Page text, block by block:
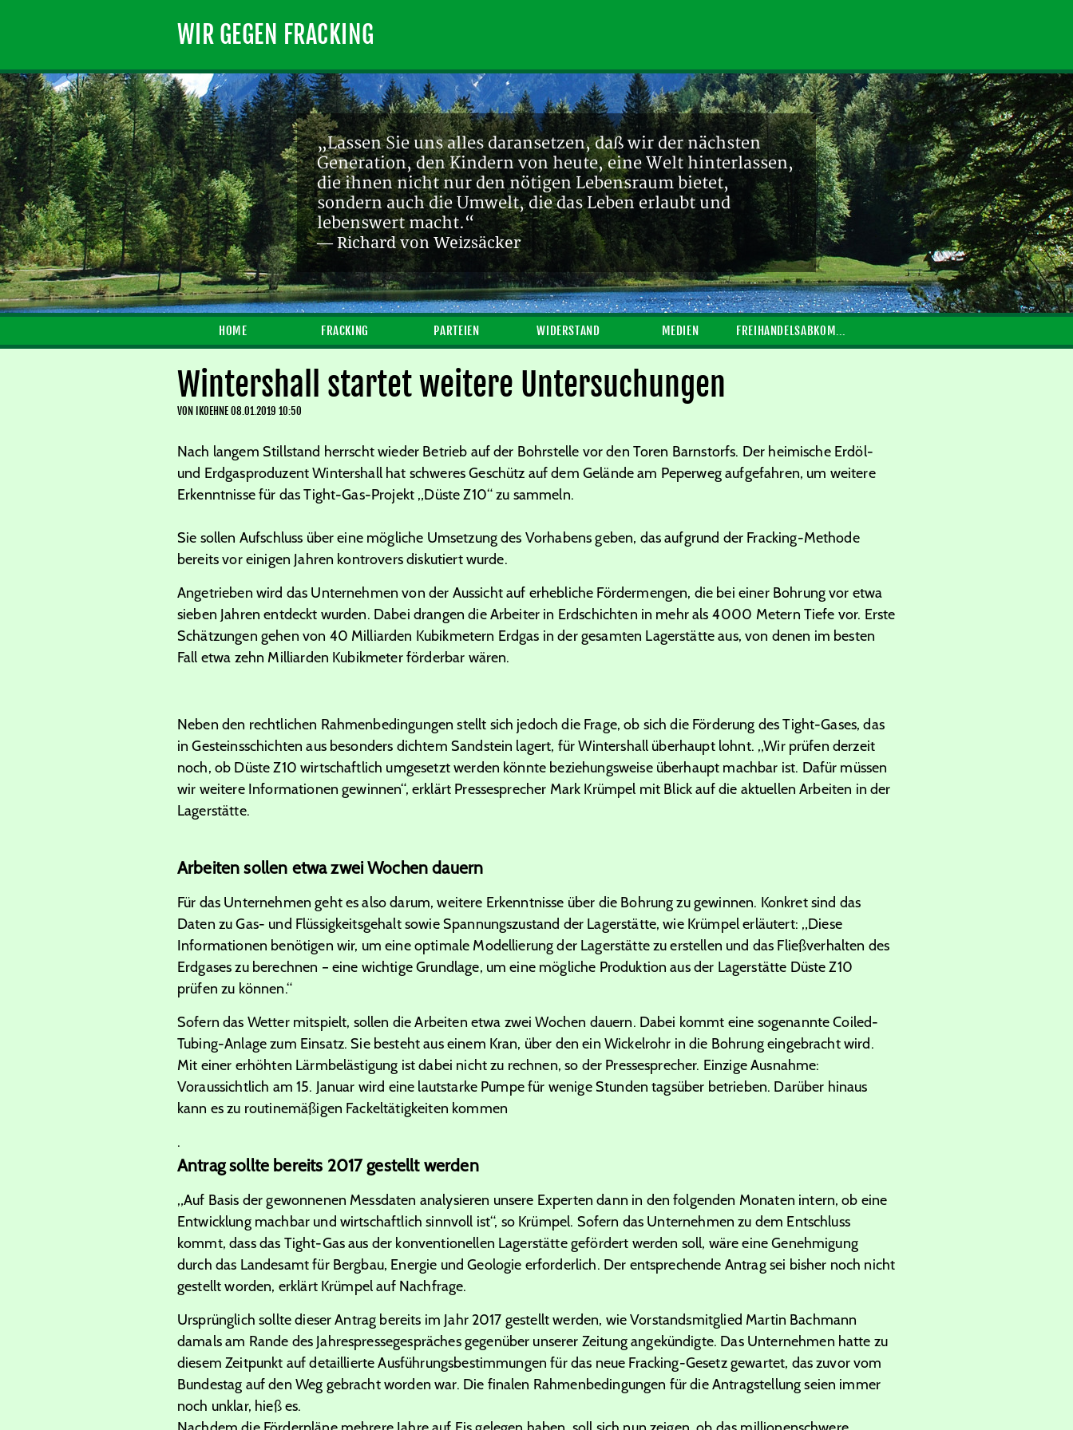
WIR GEGEN FRACKING
„Lassen Sie uns alles daransetzen, daß wir der nächsten
Generation, den Kindern von heute, eine Welt hinterlassen,
die ihnen nicht nur den nötigen Lebensraum bietet,
sondern auch die Umwelt, die das Leben erlaubt und
lebenswert macht.“
— Richard von Weizsäcker
HOME FRACKING PARTEIEN WIDERSTAND MEDIEN FREIHANDELSABKOMMEN
Wintershall startet weitere Untersuchungen
VON IKOEHNE08.01.2019 10:50
Nach langem Stillstand herrscht wieder Betrieb auf der Bohrstelle vor den Toren Barnstorfs. Der heimische Erdöl-
und Erdgasproduzent Wintershall hat schweres Geschütz auf dem Gelände am Peperweg aufgefahren, um weitere
Erkenntnisse für das Tight-Gas-Projekt „Düste Z10“ zu sammeln.
Sie sollen Aufschluss über eine mögliche Umsetzung des Vorhabens geben, das aufgrund der Fracking-Methode
bereits vor einigen Jahren kontrovers diskutiert wurde.
Angetrieben wird das Unternehmen von der Aussicht auf erhebliche Fördermengen, die bei einer Bohrung vor etwa
sieben Jahren entdeckt wurden. Dabei drangen die Arbeiter in Erdschichten in mehr als 4 000 Metern Tiefe vor. Erste
Schätzungen gehen von 40 Milliarden Kubikmetern Erdgas in der gesamten Lagerstätte aus, von denen im besten
Fall etwa zehn Milliarden Kubikmeter förderbar wären.
Neben den rechtlichen Rahmenbedingungen stellt sich jedoch die Frage, ob sich die Förderung des Tight-Gases, das
in Gesteinsschichten aus besonders dichtem Sandstein lagert, für Wintershall überhaupt lohnt. „Wir prüfen derzeit
noch, ob Düste Z10 wirtschaftlich umgesetzt werden könnte beziehungsweise überhaupt machbar ist. Dafür müssen
wir weitere Informationen gewinnen“, erklärt Pressesprecher Mark Krümpel mit Blick auf die aktuellen Arbeiten in der
Lagerstätte.
Arbeiten sollen etwa zwei Wochen dauern
Für das Unternehmen geht es also darum, weitere Erkenntnisse über die Bohrung zu gewinnen. Konkret sind das
Daten zu Gas- und Flüssigkeitsgehalt sowie Spannungszustand der Lagerstätte, wie Krümpel erläutert: „Diese
Informationen benötigen wir, um eine optimale Modellierung der Lagerstätte zu erstellen und das Fließverhalten des
Erdgases zu berechnen – eine wichtige Grundlage, um eine mögliche Produktion aus der Lagerstätte Düste Z10
prüfen zu können.“
Sofern das Wetter mitspielt, sollen die Arbeiten etwa zwei Wochen dauern. Dabei kommt eine sogenannte Coiled-
Tubing-Anlage zum Einsatz. Sie besteht aus einem Kran, über den ein Wickelrohr in die Bohrung eingebracht wird.
Mit einer erhöhten Lärmbelästigung ist dabei nicht zu rechnen, so der Pressesprecher. Einzige Ausnahme:
Voraussichtlich am 15. Januar wird eine lautstarke Pumpe für wenige Stunden tagsüber betrieben. Darüber hinaus
kann es zu routinemäßigen Fackeltätigkeiten kommen
.
Antrag sollte bereits 2017 gestellt werden
„Auf Basis der gewonnenen Messdaten analysieren unsere Experten dann in den folgenden Monaten intern, ob eine
Entwicklung machbar und wirtschaftlich sinnvoll ist“, so Krümpel. Sofern das Unternehmen zu dem Entschluss
kommt, dass das Tight-Gas aus der konventionellen Lagerstätte gefördert werden soll, wäre eine Genehmigung
durch das Landesamt für Bergbau, Energie und Geologie erforderlich. Der entsprechende Antrag sei bisher noch nicht
gestellt worden, erklärt Krümpel auf Nachfrage.
Ursprünglich sollte dieser Antrag bereits im Jahr 2017 gestellt werden, wie Vorstandsmitglied Martin Bachmann
damals am Rande des Jahrespressegespräches gegenüber unserer Zeitung angekündigte. Das Unternehmen hatte zu
diesem Zeitpunkt auf detaillierte Ausführungsbestimmungen für das neue Fracking-Gesetz gewartet, das zuvor vom
Bundestag auf den Weg gebracht worden war. Die finalen Rahmenbedingungen für die Antragstellung seien immer
noch unklar, hieß es.